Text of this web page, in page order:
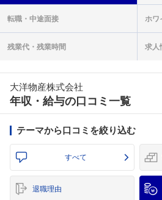
転職・ 中途面接 ホワ
残業代・ 残業時間 求人
大洋物産株式会社
年収・給与の口コミ一覧
テーマから口コミを絞り込む
すべて
退職理由